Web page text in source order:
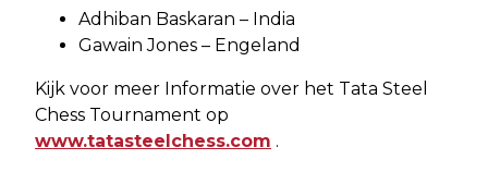
Adhiban Baskaran – India
Gawain Jones – Engeland
Kijk voor meer Informatie over het Tata Steel
Chess Tournament op
www.tatasteelchess.com .